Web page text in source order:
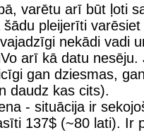
varētu arī būt ļoti
pleijerīti
nekādi vadi
arī kā datu nesēju.
gan dziesmas,
daudz kas cits).
- situācija ir
137$ (~80 lati). Ir